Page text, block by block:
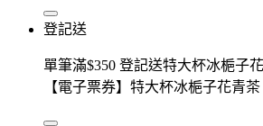
登記送
單筆滿$350 登記送特大杯冰梔子
【電子票券】特大杯冰梔子花青茶